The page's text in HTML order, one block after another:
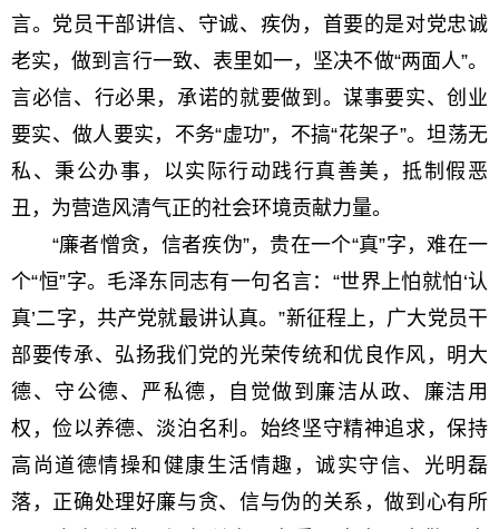
言。党员干部讲信、守诚、疾伪，首要的是对党忠诚
老实，做到言行一致、表里如一，坚决不做“两面人”。
言必信、行必果，承诺的就要做到。谋事要实、创业
要实、做人要实，不务“虚功”，不搞“花架子”。坦荡无
私、秉公办事，以实际行动践行真善美，抵制假恶
丑，为营造风清气正的社会环境贡献力量。
“廉者憎贪，信者疾伪”，贵在一个“真”字，难在一
个“恒”字。毛泽东同志有一句名言：“世界上怕就怕‘认
真’二字，共产党就最讲认真。”新征程上，广大党员干
部要传承、弘扬我们党的光荣传统和优良作风，明大
德、守公德、严私德，自觉做到廉洁从政、廉洁用
权，俭以养德、淡泊名利。始终坚守精神追求，保持
高尚道德情操和健康生活情趣，诚实守信、光明磊
落，正确处理好廉与贪、信与伪的关系，做到心有所